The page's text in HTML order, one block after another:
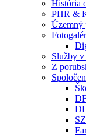
História
PHR &
Územný
Služby v
Z